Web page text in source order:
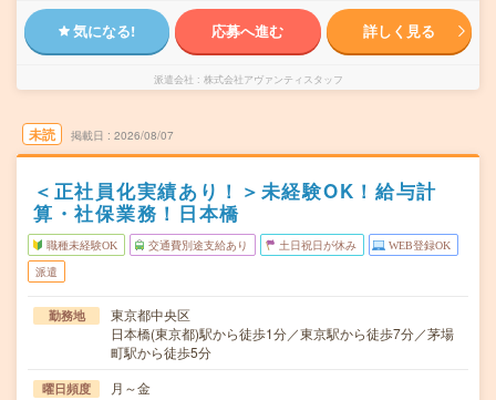
気になる! 応募へ進む 詳しく見る
派遣会社 株式会社アヴァンティスタッフ
未読 掲載日 2026/08/07
＜正社員化実績あり！＞未経験OK！給与計
算・社保業務！日本橋
職種未経験OK 交通費別途支給あり 土日祝日が休み WEB登録OK
派遣
勤務地
東京都中央区
日本橋(東京都)駅から徒歩1分／東京駅から徒歩7分／茅場
町駅から徒歩5分
曜日頻度 月～金